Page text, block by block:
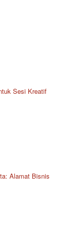
Sesi Kreatif
Alamat Bisnis